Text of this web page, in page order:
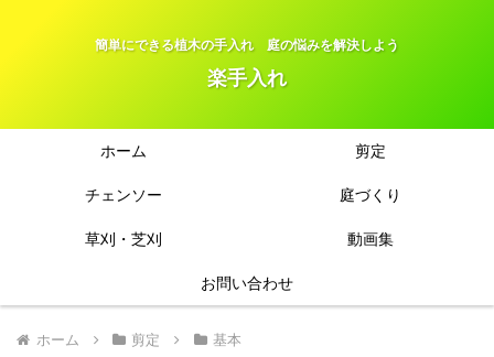
簡単にできる植木の手入れ 庭の悩みを解決しよう
楽手入れ
ホーム 剪定
チェンソー 庭づくり
草刈・芝刈 動画集
お問い合わせ
ホーム 剪定 基本